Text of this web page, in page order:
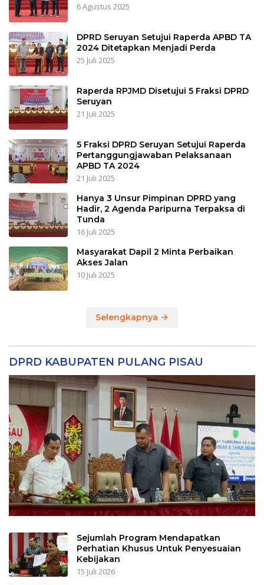
6 Agustus 2025
DPRD Seruyan Setujui Raperda APBD TA
2024 Ditetapkan Menjadi Perda
25 Juli 2025
Raperda RPJMD Disetujui 5 Fraksi DPRD
Seruyan
21 Juli 2025
5 Fraksi DPRD Seruyan Setujui Raperda
Pertanggungjawaban Pelaksanaan
APBD TA 2024
21 Juli 2025
Hanya 3 Unsur Pimpinan DPRD yang
Hadir, 2 Agenda Paripurna Terpaksa di
Tunda
16 Juli 2025
Masyarakat Dapil 2 Minta Perbaikan
Akses Jalan
10 Juli 2025
Selengkapnya
DPRD KABUPATEN PULANG PISAU
Sejumlah Program Mendapatkan
Perhatian Khusus Untuk Penyesuaian
Kebijakan
15 Juli 2026